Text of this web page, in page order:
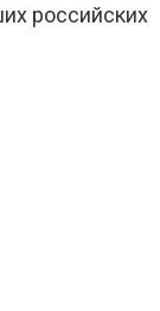
российских